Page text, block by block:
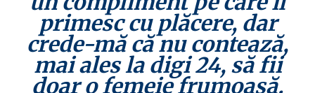
primesc cu plăcere, dar
crede-mă că nu contează,
mai ales la digi 24, să fii
doar o femeie frumoasă.